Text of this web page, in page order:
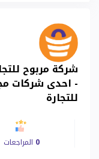
شركة مربوح
- احدى شركات
للتجارة
0 المراجعات